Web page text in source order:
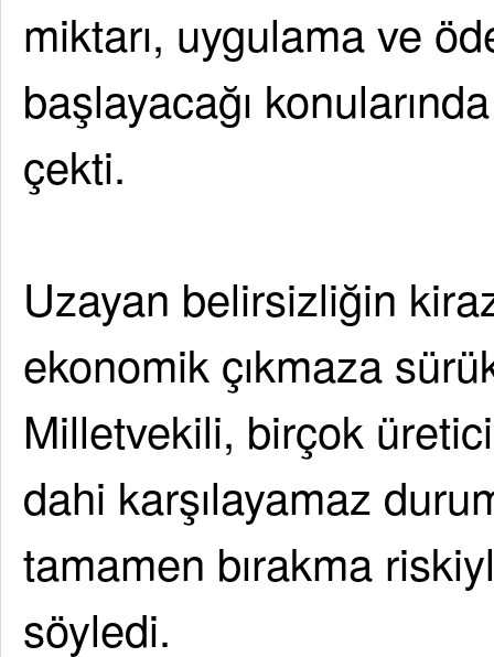
miktarı, uygulama ve
başlayacağı
çekti.
Uzayan belirsizliğin
ekonomik çıkmaza
Milletvekili, birçok
dahi karşılayamaz
tamamen bırakma
söyledi.